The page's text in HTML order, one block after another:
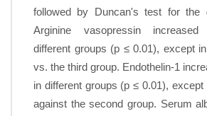
followed by Duncan's test for the
Arginine vasopressin
different groups (p ≤ 0.01), except
vs. the third group. Endothelin-1
in different groups (p ≤ 0.01), except
against the second group. Serum